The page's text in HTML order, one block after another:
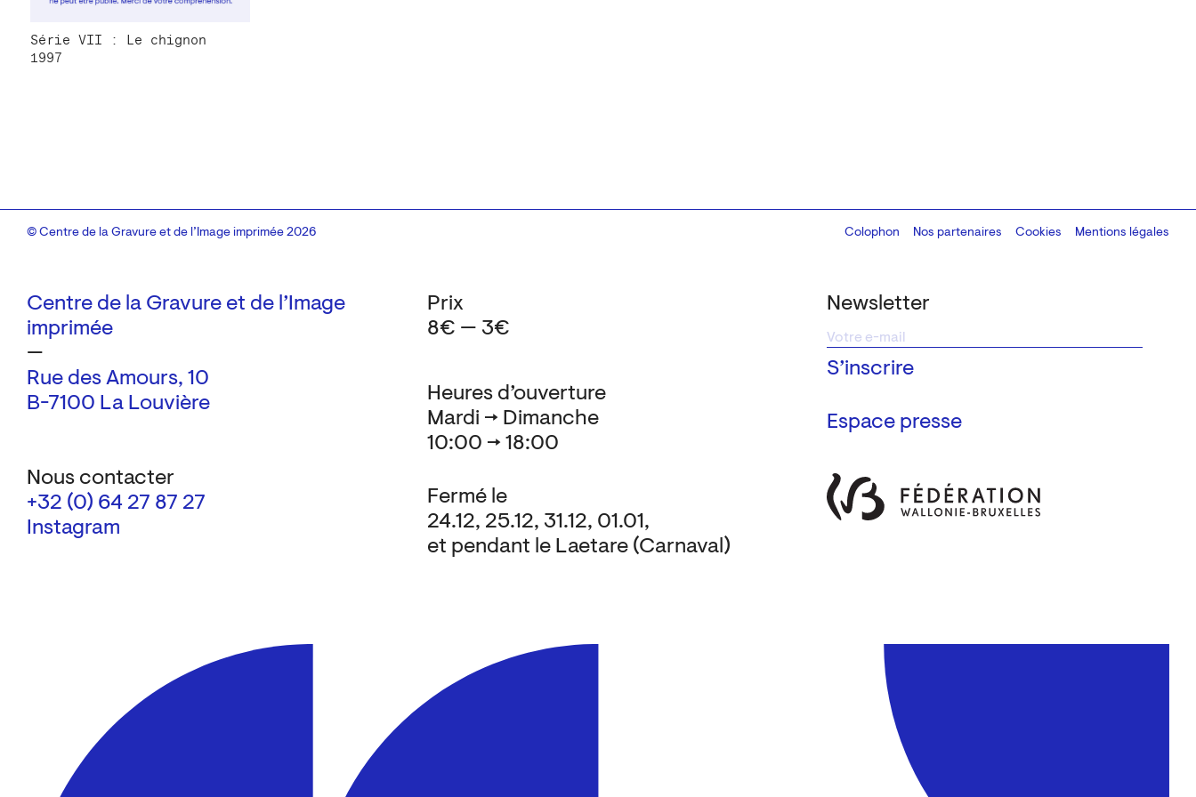
Série VII : Le chignon
1997
Centre de la Gravure et de l’Image
imprimée
—
Rue des Amours, 10
B-7100 La Louvière
Nous contacter
+32 (0) 64 27 87 27
Instagram
Newsletter
Espace presse
Heures d’ouverture
Mardi → Dimanche
10:00 → 18:00
Fermé le
24.12, 25.12, 31.12, 01.01,
et pendant le Laetare (Carnaval)
Prix
8€ — 3€
© Centre de la Gravure et de l’Image imprimée 2026 Colophon
Design:Marcel Kaczmarek, code:8080.studio
Nos partenaires Cookies Mentions légales